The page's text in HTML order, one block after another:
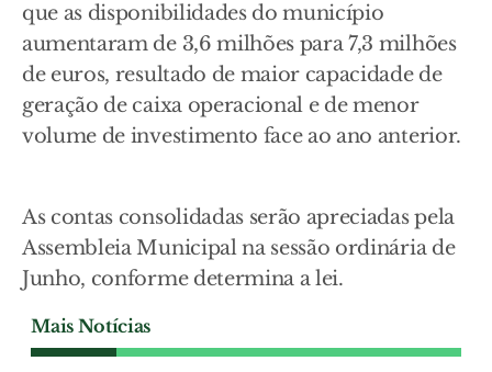
que as disponibilidades do município
aumentaram de 3,6 milhões para 7,3 milhões
de euros, resultado de maior capacidade de
geração de caixa operacional e de menor
volume de investimento face ao ano anterior.
As contas consolidadas serão apreciadas pela
Assembleia Municipal na sessão ordinária de
Junho, conforme determina a lei.
Mais Notícias